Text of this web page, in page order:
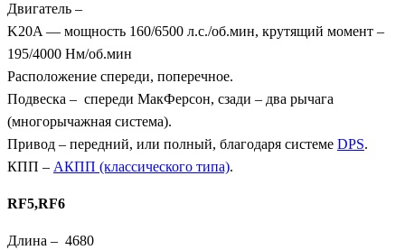
Двигатель –
K20A — мощность 160/6500 л.с./об.мин, крутящий момент –
195/4000 Нм/об.мин
Расположение спереди, поперечное.
Подвеска – спереди МакФерсон, сзади – два рычага
(многорычажная система).
Привод – передний, или полный, благодаря системе DPS.
КПП – АКПП (классического типа).
RF5,RF6
Длина – 4680